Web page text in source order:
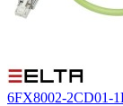
6FX8002-2CD01-